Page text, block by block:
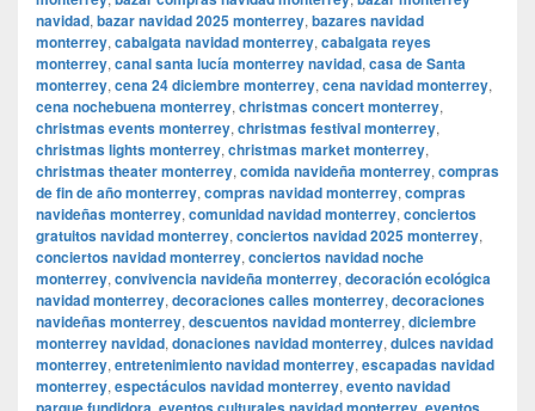
navidad, bazar navidad 2025 monterrey, bazares navidad
monterrey, cabalgata navidad monterrey, cabalgata reyes
monterrey, canal santa lucía monterrey navidad, casa de Santa
monterrey, cena 24 diciembre monterrey, cena navidad monterrey,
cena nochebuena monterrey, christmas concert monterrey,
christmas events monterrey, christmas festival monterrey,
christmas lights monterrey, christmas market monterrey,
christmas theater monterrey, comida navideña monterrey, compras
de fin de año monterrey, compras navidad monterrey, compras
navideñas monterrey, comunidad navidad monterrey, conciertos
gratuitos navidad monterrey, conciertos navidad 2025 monterrey,
conciertos navidad monterrey, conciertos navidad noche
monterrey, convivencia navideña monterrey, decoración ecológica
navidad monterrey, decoraciones calles monterrey, decoraciones
navideñas monterrey, descuentos navidad monterrey, diciembre
monterrey navidad, donaciones navidad monterrey, dulces navidad
monterrey, entretenimiento navidad monterrey, escapadas navidad
monterrey, espectáculos navidad monterrey, evento navidad
, ,